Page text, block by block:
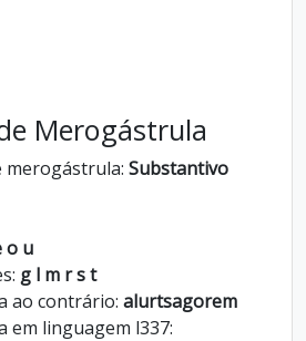
Merogástrula
merogástrula: Substantivo
o u
g l m r s t
ao contrário: alurtsagorem
em linguagem l337: